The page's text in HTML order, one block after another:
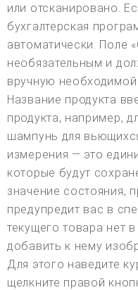
или отсканировано.
бухгалтерская
автоматически. Поле
необязательным и
вручную
Название продукта
продукта, например,
шампунь для
измерения — это
которые будут
значение состояния,
предупредит вас в
текущего товара нет
добавить к нему
Для этого наведите
щелкните правой